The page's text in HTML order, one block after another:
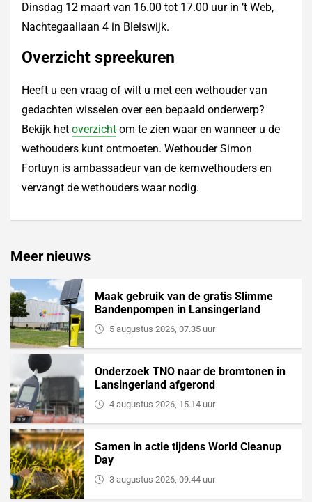
Dinsdag 12 maart van 16.00 tot 17.00 uur in ’t Web,
Nachtegaallaan 4 in Bleiswijk.
Overzicht spreekuren
Heeft u een vraag of wilt u met een wethouder van
gedachten wisselen over een bepaald onderwerp?
Bekijk het overzicht om te zien waar en wanneer u de
wethouders kunt ontmoeten. Wethouder Simon
Fortuyn is ambassadeur van de kernwethouders en
vervangt de wethouders waar nodig.
Meer nieuws
Maak gebruik van de gratis Slimme
Bandenpompen in Lansingerland
5 augustus 2026, 07.35 uur
Onderzoek TNO naar de bromtonen in
Lansingerland afgerond
4 augustus 2026, 15.14 uur
Samen in actie tijdens World Cleanup
Day
3 augustus 2026, 09.44 uur